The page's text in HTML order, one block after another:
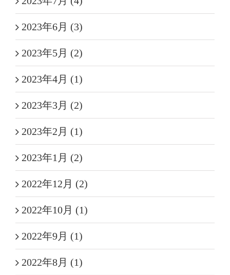
2023年6月 (3)
2023年5月 (2)
2023年4月 (1)
2023年3月 (2)
2023年2月 (1)
2023年1月 (2)
2022年12月 (2)
2022年10月 (1)
2022年9月 (1)
2022年8月 (1)